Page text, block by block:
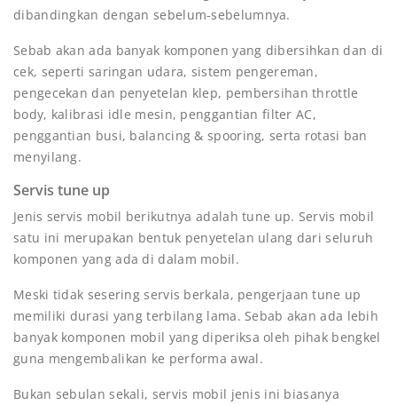
dibandingkan dengan sebelum-sebelumnya.
Sebab akan ada banyak komponen yang dibersihkan dan di
cek, seperti saringan udara, sistem pengereman,
pengecekan dan penyetelan klep, pembersihan throttle
body, kalibrasi idle mesin, penggantian filter AC,
penggantian busi, balancing & spooring, serta rotasi ban
menyilang.
Servis tune up
Jenis servis mobil berikutnya adalah tune up. Servis mobil
satu ini merupakan bentuk penyetelan ulang dari seluruh
komponen yang ada di dalam mobil.
Meski tidak sesering servis berkala, pengerjaan tune up
memiliki durasi yang terbilang lama. Sebab akan ada lebih
banyak komponen mobil yang diperiksa oleh pihak bengkel
guna mengembalikan ke performa awal.
Bukan sebulan sekali, servis mobil jenis ini biasanya